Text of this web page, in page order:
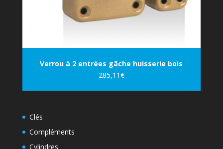
Verrou à 2 entrées gâche huisserie bois
285,11€
Clés
Compléments
Cylindres